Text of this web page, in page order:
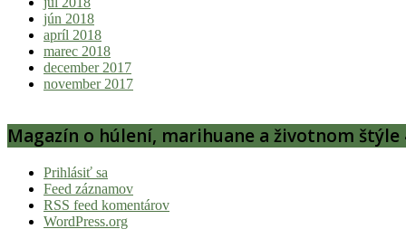
jún 2018
apríl 2018
marec 2018
december 2017
november 2017
Magazín o húlení, marihuane a životnom štýle
Prihlásiť sa
Feed záznamov
RSS feed komentárov
WordPress.org